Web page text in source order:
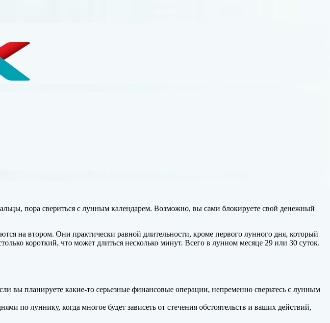
пора свериться с лунным календарем. Возможно, вы сами блокируете свой денежный
на втором. Они практически равной длительности, кроме первого лунного дня, который
короткий, что может длиться несколько минут. Всего в лунном месяце 29 или 30 суток.
планируете какие-то серьезные финансовые операции, непременно сверьтесь с лунным
по луннику, когда многое будет зависеть от стечения обстоятельств и ваших действий,